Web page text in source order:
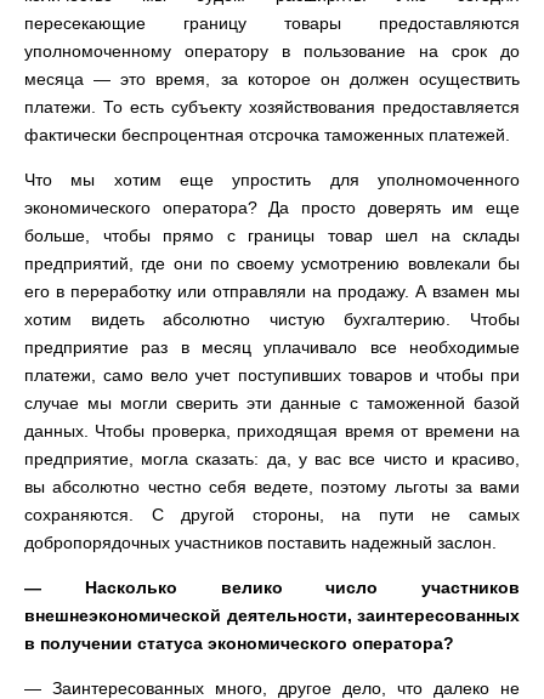
пересекающие границу товары предоставляются
уполномоченному оператору в пользование на срок до
месяца — это время, за которое он должен осуществить
платежи. То есть субъекту хозяйствования предоставляется
фактически беспроцентная отсрочка таможенных платежей.
Что мы хотим еще упростить для уполномоченного
экономического оператора? Да просто доверять им еще
больше, чтобы прямо с границы товар шел на склады
предприятий, где они по своему усмотрению вовлекали бы
его в переработку или отправляли на продажу. А взамен мы
хотим видеть абсолютно чистую бухгалтерию. Чтобы
предприятие раз в месяц уплачивало все необходимые
платежи, само вело учет поступивших товаров и чтобы при
случае мы могли сверить эти данные с таможенной базой
данных. Чтобы проверка, приходящая время от времени на
предприятие, могла сказать: да, у вас все чисто и красиво,
вы абсолютно честно себя ведете, поэтому льготы за вами
сохраняются. С другой стороны, на пути не самых
добропорядочных участников поставить надежный заслон.
— Насколько велико число участников
внешнеэкономической деятельности, заинтересованных
в получении статуса экономического оператора?
— Заинтересованных много, другое дело, что далеко не